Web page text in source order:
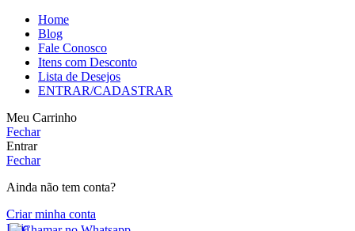
Home
Blog
Fale Conosco
Itens com Desconto
Lista de Desejos
ENTRAR/CADASTRAR
Meu Carrinho
Fechar
Entrar
Fechar
Ainda não tem conta?
Criar minha conta
Loja